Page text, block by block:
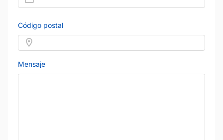
Código postal
Mensaje